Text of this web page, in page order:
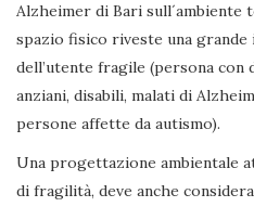
Alzheimer di Bari sull´ambiente
spazio fisico riveste una
dell’utente fragile (persona con
anziani, disabili, malati di
persone affette da autismo).
Una progettazione ambientale
di fragilità, deve anche